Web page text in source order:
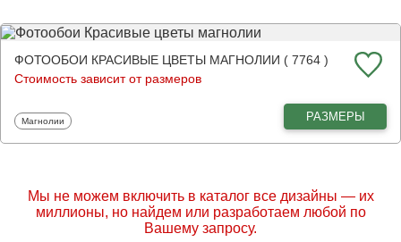
ФОТООБОИ КРАСИВЫЕ ЦВЕТЫ МАГНОЛИИ ( 7764 )
Стоимость зависит от размеров
Фотообои
Магнолии РАЗМЕРЫ
Мы не можем включить в каталог все дизайны — их
миллионы, но найдем или разработаем любой по
Вашему запросу.